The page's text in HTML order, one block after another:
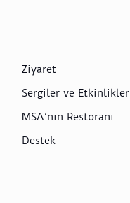
Ziyaret
Sergiler ve Etkinlikler
MSA’nın Restoranı
Destek